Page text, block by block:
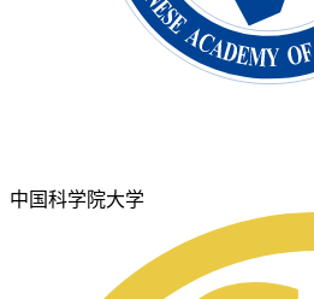
中国科学院大学